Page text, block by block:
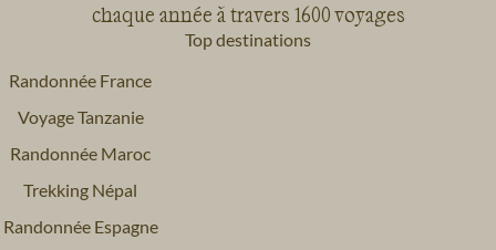
chaque année à travers 1600 voyages
Top destinations
Randonnée France
Voyage Tanzanie
Randonnée Maroc
Trekking Népal
Randonnée Espagne